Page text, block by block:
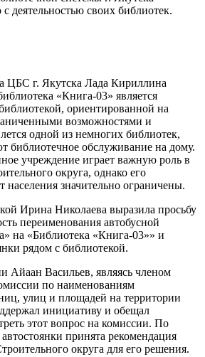
деятельностью своих библиотек.
ЦБС г. Якутска Лада Кириллина
«Книга-03» является
ориентированной на
возможностями и
одной из немногих библиотек,
библиотечное обслуживание на дому.
учреждение играет важную роль в
округа, однако его
населения значительно ограничены.
Ирина Николаева выразила просьбу
переименования автобусной
на «Библиотека «Книга-03»» и
рядом с библиотекой.
Айаан Васильев, являясь членом
по наименованиям
улиц и площадей на территории
инициативу и обещал
этот вопрос на комиссии. По
принята рекомендация
округа для его решения.